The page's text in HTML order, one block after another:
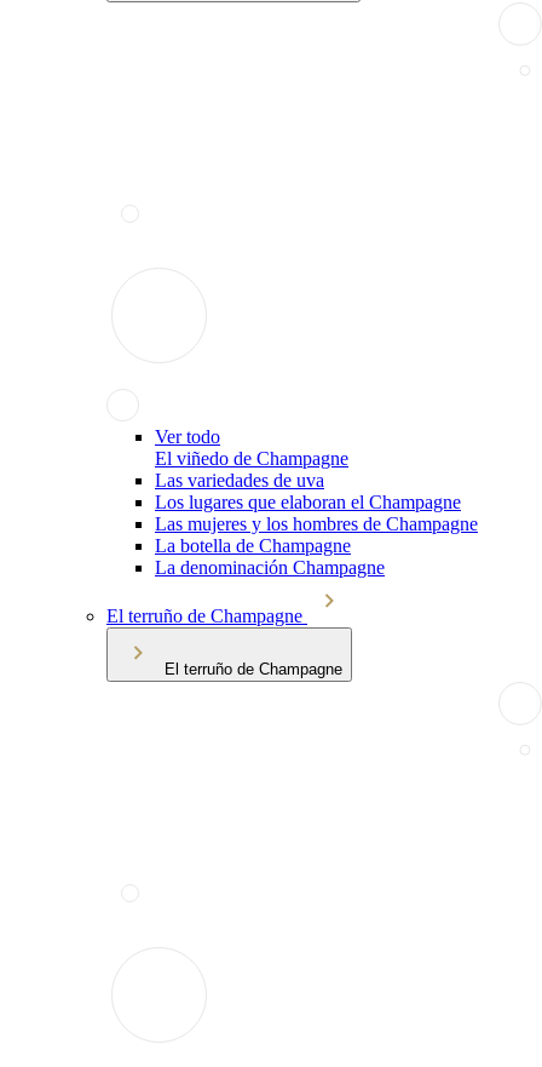
Ver todo
El viñedo de Champagne
Las variedades de uva
Los lugares que elaboran el Champagne
Las mujeres y los hombres de Champagne
La botella de Champagne
La denominación Champagne
El terruño de Champagne
El terruño de Champagne